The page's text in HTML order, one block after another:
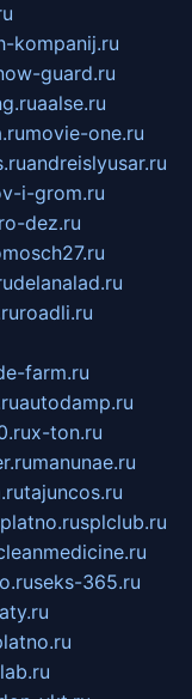
kompanij.ru
guard.ru
aalse.ru
movie-one.ru
andreislyusar.ru
i-grom.ru
dez.ru
delanalad.ru
roadli.ru
farm.ru
autodamp.ru
x-ton.ru
manunae.ru
tajuncos.ru
splclub.ru
seks-365.ru